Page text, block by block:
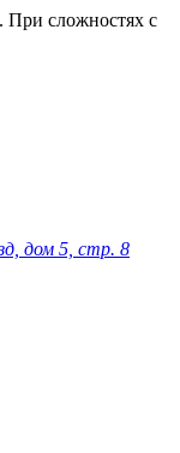
При сложностях с
дом 5, стр. 8